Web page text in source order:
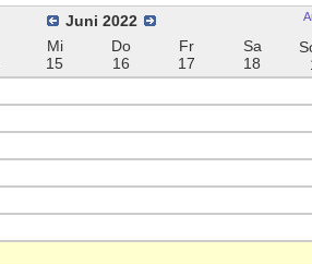
Juni 2022
Mi
15
Do
16
Fr
17
Sa
18